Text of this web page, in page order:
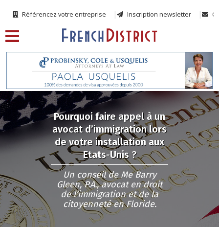
Référencez votre entreprise Inscription newsletter
Pourquoi faire appel à un
avocat d’immigration lors
de votre installation aux
Etats-Unis ?
Un conseil de Me Barry
Gleen, P.A., avocat en droit
de l’immigration et de la
citoyenneté en Floride.